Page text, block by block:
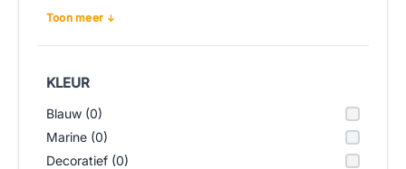
Toon meer
KLEUR
Blauw (0)
Marine (0)
Decoratief (0)